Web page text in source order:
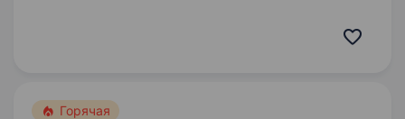
Горячая